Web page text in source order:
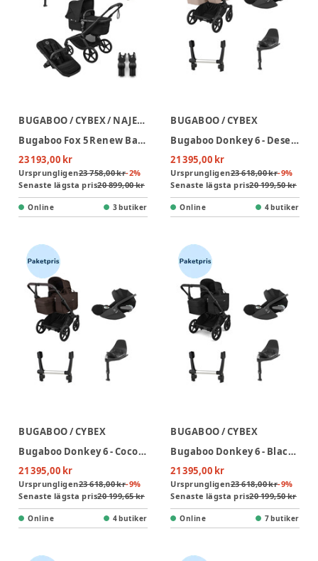
BUGABOO / CYBEX / NAJELL
Bugaboo Fox 5 Renew Barnvagn - Black/Heritage Black + Cloud T + Bas T + Adapter + Sleepcarrier Vol 5 Oat Beige
23 193,00 kr
Ursprungligen23 758,00 kr-2%
Senaste lägsta pris20 899,00 kr
Online 3 butiker
BUGABOO / CYBEX
Bugaboo Donkey 6 - Desert Taupe inkl Cloud T PLUS-paket
21 395,00 kr
Ursprungligen23 618,00 kr-9%
Senaste lägsta pris20 199,50 kr
Online 4 butiker
BUGABOO / CYBEX
Bugaboo Donkey 6 - Cocoa Brown inkl Cloud T PLUS-paket
21 395,00 kr
Ursprungligen23 618,00 kr-9%
Senaste lägsta pris20 199,65 kr
Online 4 butiker
BUGABOO / CYBEX
Bugaboo Donkey 6 - Black/Heritage Black inkl Cloud T PLUS-paket
21 395,00 kr
Ursprungligen23 618,00 kr-9%
Senaste lägsta pris20 199,50 kr
Online 7 butiker